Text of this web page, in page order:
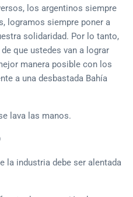
los argentinos siempre
logramos siempre poner a
solidaridad. Por lo tanto,
que ustedes van a lograr
manera posible con los
a una desbastada Bahía
lava las manos.
la industria debe ser alentada